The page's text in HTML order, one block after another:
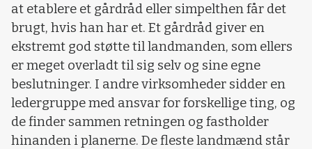
at etablere et gårdråd eller simpelthen får det
brugt, hvis han har et. Et gårdråd giver en
ekstremt god støtte til landmanden, som ellers
er meget overladt til sig selv og sine egne
beslutninger. I andre virksomheder sidder en
ledergruppe med ansvar for forskellige ting, og
de finder sammen retningen og fastholder
hinanden i planerne. De fleste landmænd står